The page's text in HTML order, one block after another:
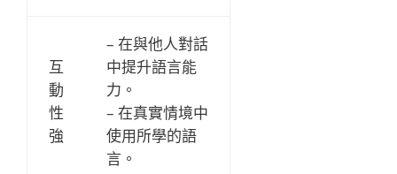
互
動
性
強
– 在與他人對話
中提升語言能
力。
– 在真實情境中
使用所學的語
言。